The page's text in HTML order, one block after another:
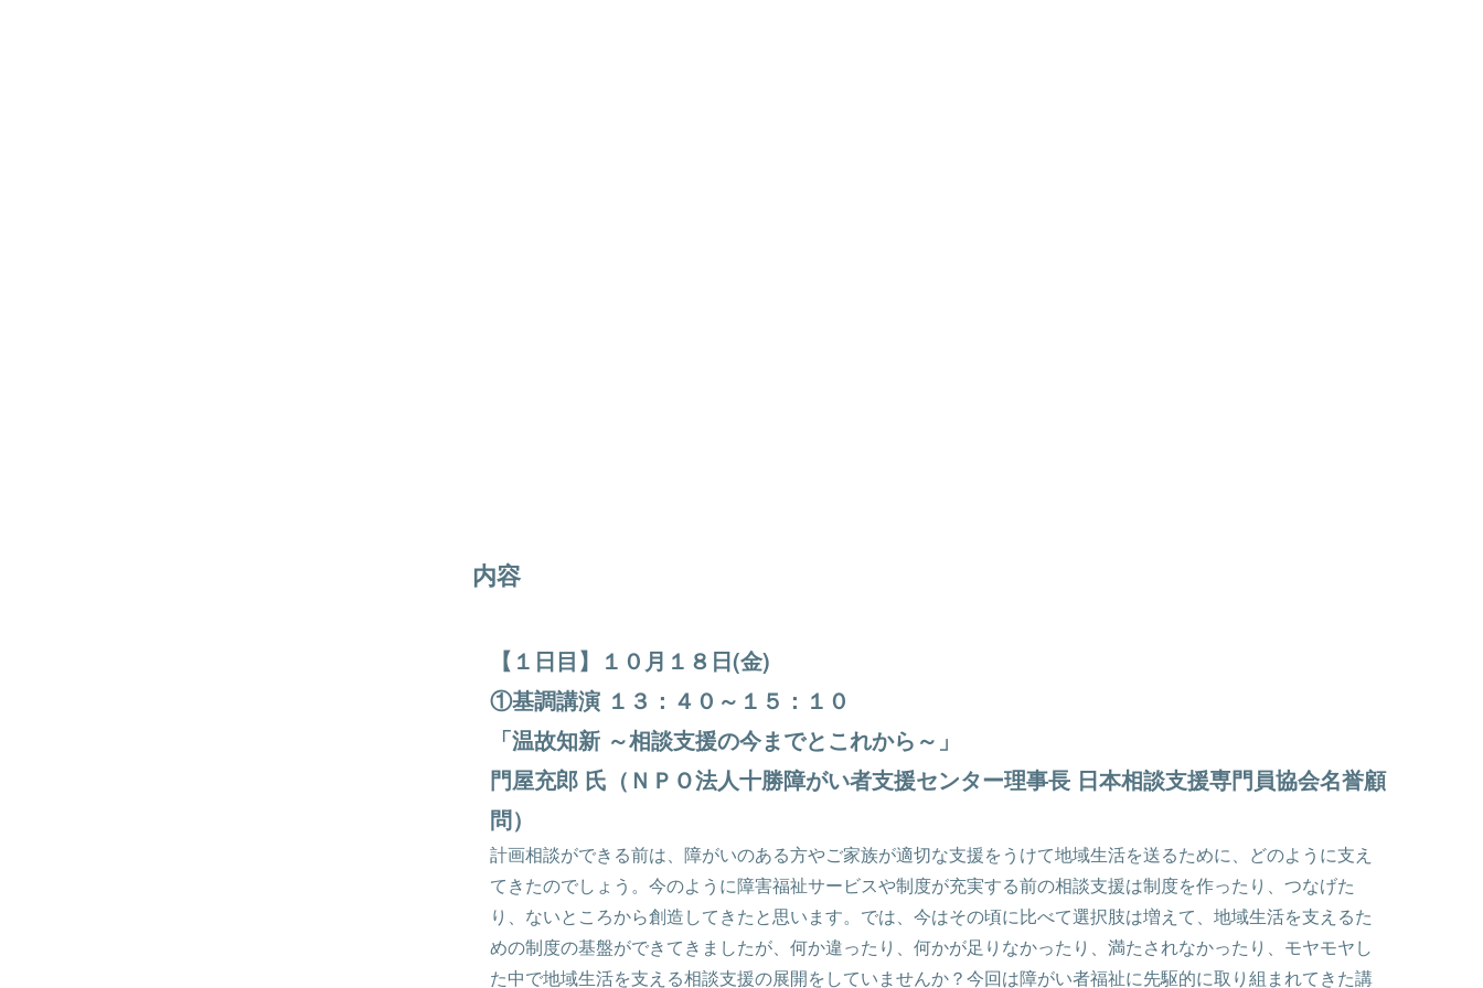
内容
【１日目】１０月１８日(金)
①基調講演 １３：４０～１５：１０
「温故知新 ～相談支援の今までとこれから～」
門屋充郎 氏（ＮＰＯ法人十勝障がい者支援センター理事長 日本相談支援専門員協会名誉顧
問）
計画相談ができる前は、障がいのある方やご家族が適切な支援をうけて地域生活を送るために、どのように支え
てきたのでしょう。今のように障害福祉サービスや制度が充実する前の相談支援は制度を作ったり、つなげた
り、ないところから創造してきたと思います。では、今はその頃に比べて選択肢は増えて、地域生活を支えるた
めの制度の基盤ができてきましたが、何か違ったり、何かが足りなかったり、満たされなかったり、モヤモヤし
た中で地域生活を支える相談支援の展開をしていませんか？今回は障がい者福祉に先駆的に取り組まれてきた講